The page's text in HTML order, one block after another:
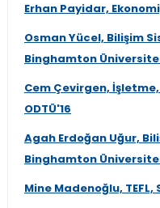
Erhan Payidar,
Osman Yücel, Bilişim
Binghamton
Cem Çevirgen,
ODTÜ'16
Agah Erdoğan Uğur,
Binghamton
Mine Madenoğlu, TEFL,